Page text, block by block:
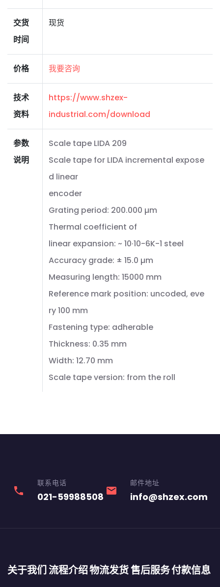
交货
时间
现货
价格 我要咨询
技术
资料
https://www.shzex-
industrial.com/download
参数
说明
Scale tape LIDA 209
Scale tape for LIDA incremental expose
d linear
encoder
Grating period: 200.000 µm
Thermal coefficient of
linear expansion: ~ 10·10-6K-1 steel
Accuracy grade: ± 15.0 µm
Measuring length: 15000 mm
Reference mark position: uncoded, eve
ry 100 mm
Fastening type: adherable
Thickness: 0.35 mm
Width: 12.70 mm
Scale tape version: from the roll
phone
联系电话
021-59988508 email
邮件地址
info@shzex.com
关于我们流程介绍物流发货售后服务付款信息